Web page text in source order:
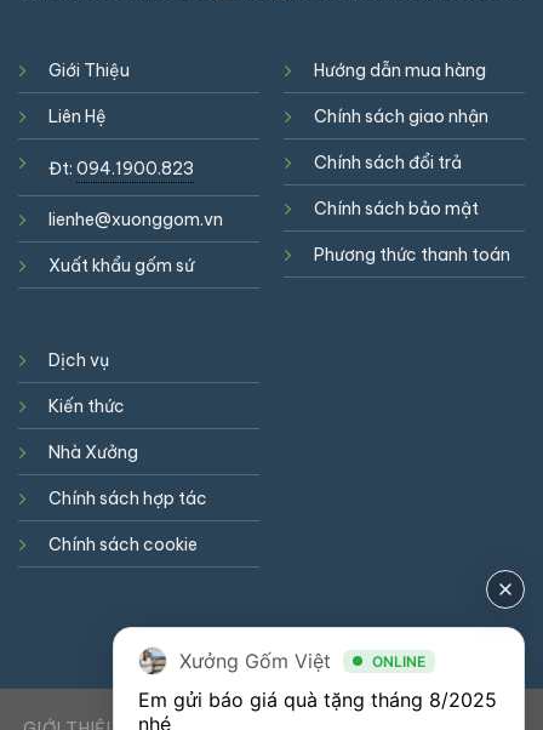
Giới Thiệu
Liên Hệ
Đt: 094.1900.823
lienhe@xuonggom.vn
Xuất khẩu gốm sứ
Hướng dẫn mua hàng
Chính sách giao nhận
Chính sách đổi trả
Chính sách bảo mật
Phương thức thanh toán
Dịch vụ
Kiến thức
Nhà Xưởng
Chính sách hợp tác
Chính sách cookie
Xưởng Gốm Việt ONLINE
Em gửi báo giá quà tặng tháng 8/2025
nhé